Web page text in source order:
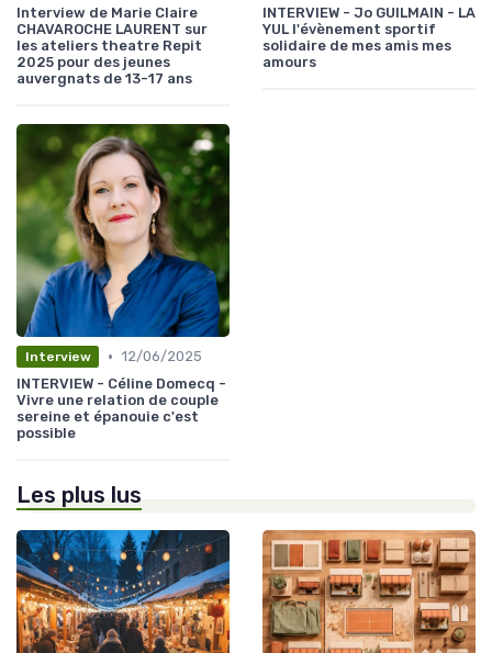
Interview de Marie Claire
CHAVAROCHE LAURENT sur
les ateliers theatre Repit
2025 pour des jeunes
auvergnats de 13-17 ans
INTERVIEW - Jo GUILMAIN - LA
YUL l'évènement sportif
solidaire de mes amis mes
amours
Interview • 12/06/2025
INTERVIEW - Céline Domecq -
Vivre une relation de couple
sereine et épanouie c'est
possible
Les plus lus